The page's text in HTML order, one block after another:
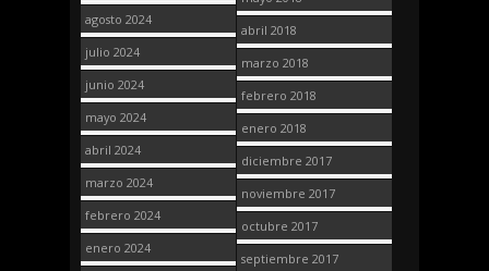
agosto 2024
julio 2024
junio 2024
mayo 2024
abril 2024
marzo 2024
febrero 2024
enero 2024
abril 2018
marzo 2018
febrero 2018
enero 2018
diciembre 2017
noviembre 2017
octubre 2017
septiembre 2017